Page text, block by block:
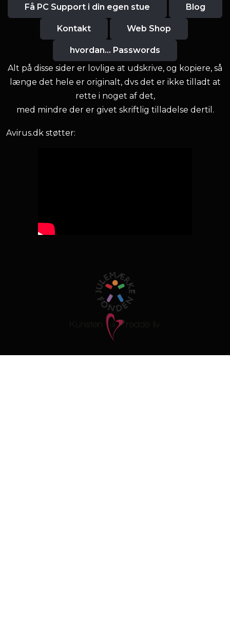
Få PC Support i din egen stue Blog
Kontakt Web Shop
hvordan... Passwords
Alt på disse sider er lovlige at udskrive, og kopiere, så
længe det hele er originalt, dvs det er ikke tilladt at
rette i noget af det,
med mindre der er givet skriftlig tilladelse dertil.
Avirus.dk støtter: